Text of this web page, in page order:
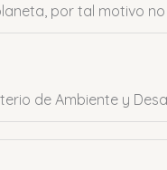
por tal motivo
de Ambiente y